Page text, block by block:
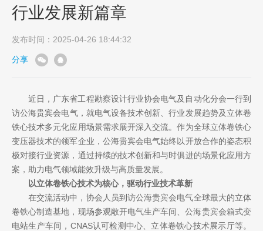
行业发展新篇章
发布时间：2025-04-26 18:44:32
分享
近日，广东省工程勘察设计行业协会电气及自动化分会一行到
访公海贵宾会电气，就电气设备技术创新、行业发展趋势及立体卷
铁心技术多元化应用场景需求展开深入交流。作为全球立体卷铁心
变压器技术的领军企业，公海贵宾会电气始终以开放合作的姿态积
极对接行业资源，通过持续的技术创新和与时俱进的场景化应用方
案，助力电气领域能效升级与高质量发展。
以立体卷铁心技术为核心，驱动行业技术革新
在交流活动中，协会人员到访公海贵宾会电气全球最大的立体
卷铁心制造基地，现场参观敞开电气生产车间、公海贵宾会箱式变
电站生产车间，CNAS认可检测中心、立体卷铁心技术展示厅等。